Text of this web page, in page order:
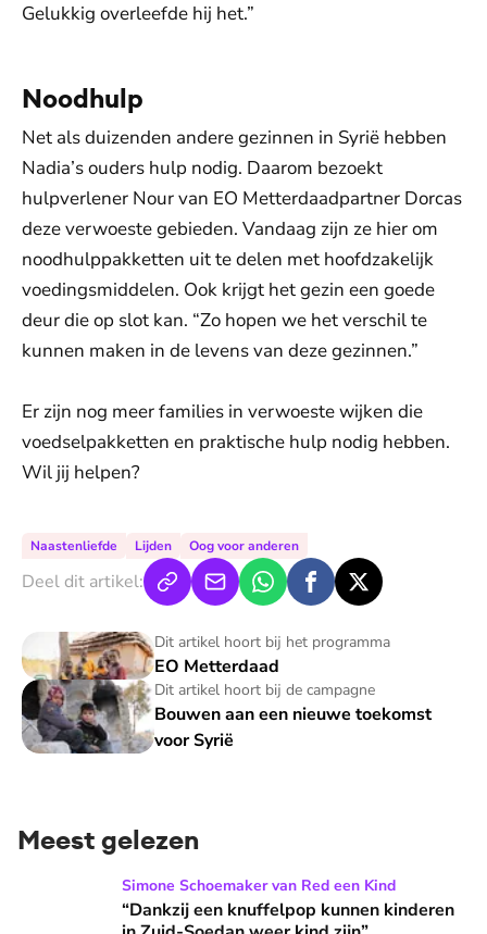
Gelukkig overleefde hij het.”
Noodhulp
Net als duizenden andere gezinnen in Syrië hebben
Nadia’s ouders hulp nodig. Daarom bezoekt
hulpverlener Nour van EO Metterdaadpartner Dorcas
deze verwoeste gebieden. Vandaag zijn ze hier om
noodhulppakketten uit te delen met hoofdzakelijk
voedingsmiddelen. Ook krijgt het gezin een goede
deur die op slot kan. “Zo hopen we het verschil te
kunnen maken in de levens van deze gezinnen.”
Er zijn nog meer families in verwoeste wijken die
voedselpakketten en praktische hulp nodig hebben.
Wil jij helpen?
Naastenliefde Lijden Oog voor anderen
Deel dit artikel:
Dit artikel hoort bij het programma
EO Metterdaad
EO Metterdaad
Dit artikel hoort bij de campagne
Bouwen aan een nieuwe toekomst
voor Syrië
Bouwen aan een nieuwe toekomst voor Syrië
Meest gelezen
“Dankzij een knuffelpop kunnen kinderen in Zuid-Soedan
Simone Schoemaker van Red een Kind
“Dankzij een knuffelpop kunnen kinderen